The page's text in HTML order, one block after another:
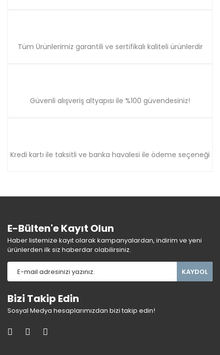
Tüm Ürünlerimiz garantili ve sertifikalı kaliteli ürünlerdir
Güvenli alışveriş altyapısı ile %100 güvendesiniz!
Kredi kartı ile taksitli ve banka havalesi ile ödeme seçeneği
E-Bülten'e Kayıt Olun
Haber listemize kayıt olarak kampanyalardan, indirim ve yeni
ürünlerden ilk siz haberdar olabilirsiniz.
KAYDOL
Bizi Takip Edin
Sosyal Medya hesaplarımızdan bizi takip edin!